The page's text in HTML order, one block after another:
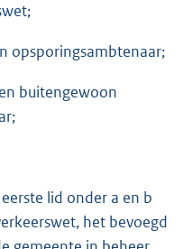
opsporingsambtenaar;
buitengewoon
lid onder a en b
het bevoegd